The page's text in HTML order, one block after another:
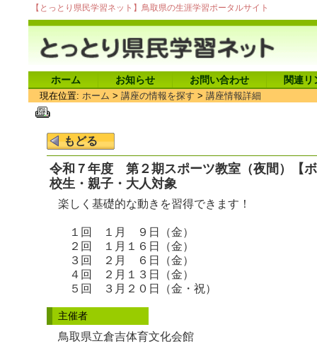
【とっとり県民学習ネット】鳥取県の生涯学習ポータルサイト
ホーム お知らせ お問い合わせ 関連リ
現在位置: ホーム > 講座の情報を探す > 講座情報詳細
令和７年度 第２期スポーツ教室（夜間）【
校生・親子・大人対象
楽しく基礎的な動きを習得できます！
１回 １月 ９日（金）
２回 １月１６日（金）
３回 ２月 ６日（金）
４回 ２月１３日（金）
５回 ３月２０日（金・祝）
主催者
鳥取県立倉吉体育文化会館